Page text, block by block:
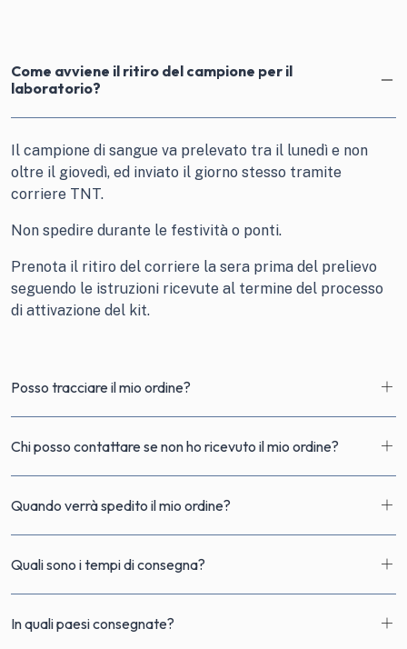
Come avviene il ritiro del campione per il
laboratorio?
Il campione di sangue va prelevato tra il lunedì e non
oltre il giovedì, ed inviato il giorno stesso tramite
corriere TNT.
Non spedire durante le festività o ponti.
Prenota il ritiro del corriere la sera prima del prelievo
seguendo le istruzioni ricevute al termine del processo
di attivazione del kit.
Posso tracciare il mio ordine?​
Chi posso contattare se non ho ricevuto il mio ordine?
Quando verrà spedito il mio ordine?
Quali sono i tempi di consegna?
In quali paesi consegnate?